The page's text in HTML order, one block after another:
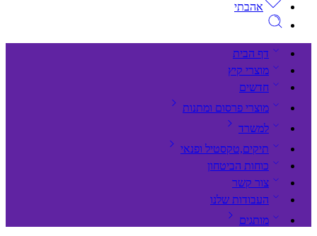
אהבתי
דף הבית
מוצרי קיץ
חדשים
מוצרי פרסום ומתנות
למשרד
תיקים,טקסטיל ופנאי
כוחות הביטחון
צור קשר
העבודות שלנו
מותגים